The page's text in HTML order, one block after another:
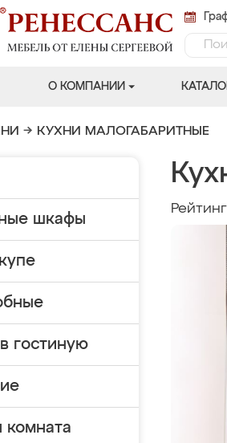
О КОМПАНИИ КАТАЛОГ
→ КУХНИ МАЛОГАБАРИТНЫЕ
шкафы
гостиную
комната